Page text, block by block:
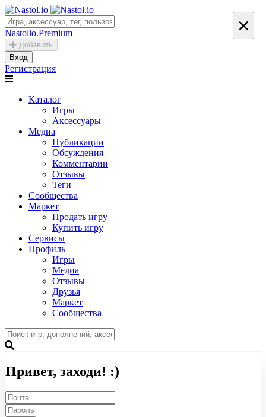
Nastolio.Premium
Добавить
Вход
Регистрация
Каталог
Игры
Аксессуары
Медиа
Публикации
Обсуждения
Комментарии
Отзывы
Теги
Сообщества
Маркет
Продать игру
Купить игру
Сервисы
Профиль
Игры
Медиа
Отзывы
Друзья
Маркет
Сообщества
×
Привет, заходи! :)